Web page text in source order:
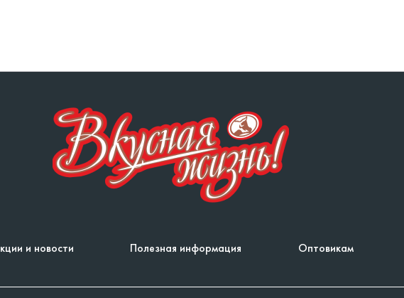
и новости Полезная информация Оптовикам